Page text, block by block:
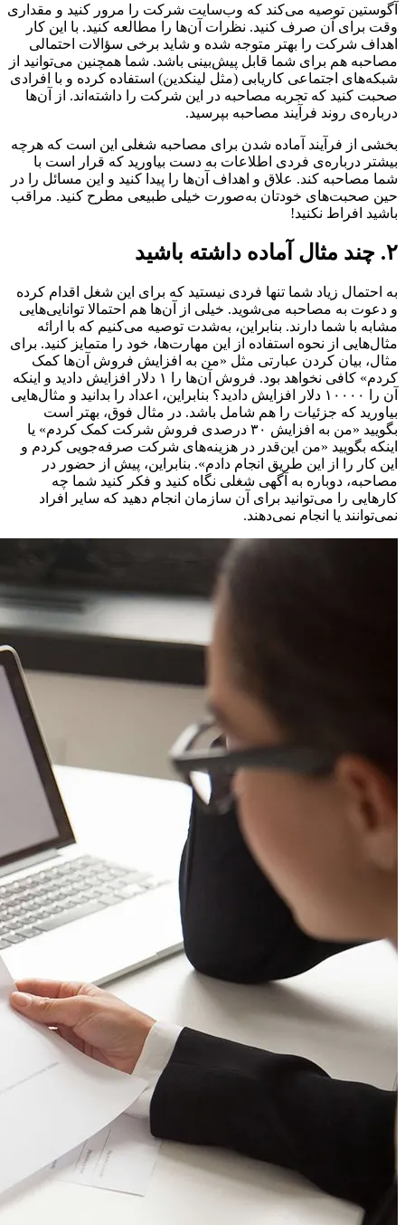
آگوستین توصیه می‌کند که وب‌سایت شرکت را مرور کنید و مقداری
وقت برای آن صرف کنید. نظرات آن‌ها را مطالعه کنید. با این کار
اهداف شرکت را بهتر متوجه شده و شاید برخی سؤالات احتمالی
مصاحبه هم برای شما قابل پیش‌بینی باشد. شما همچنین می‌توانید از
شبکه‌های اجتماعی کاریابی (مثل لینکدین) استفاده کرده و با افرادی
صحبت کنید که تجربه مصاحبه در این شرکت را داشته‌اند. از آن‌ها
درباره‌ی روند فرآیند مصاحبه بپرسید.
بخشی از فرآیند آماده شدن برای مصاحبه شغلی این است که هرچه
بیشتر درباره‌ی فردی اطلاعات به دست بیاورید که قرار است با
شما مصاحبه کند. علاق و اهداف آن‌ها را پیدا کنید و این مسائل را در
حین صحبت‌های خودتان به‌صورت خیلی طبیعی مطرح کنید. مراقب
باشید افراط نکنید!
۲. چند مثال آماده داشته باشید
به احتمال زیاد شما تنها فردی نیستید که برای این شغل اقدام کرده
و دعوت به مصاحبه می‌شوید. خیلی از آن‌ها هم احتمالا توانایی‌هایی
مشابه با شما دارند. بنابراین، به‌شدت توصیه می‌کنیم که با ارائه
مثال‌هایی از نحوه استفاده از این مهارت‌ها، خود را متمایز کنید. برای
مثال، بیان کردن عبارتی مثل «من به افزایش فروش آن‌ها کمک
کردم» کافی نخواهد بود. فروش آن‌ها را ۱ دلار افزایش دادید و اینکه
آن را ۱۰۰۰۰ دلار افزایش دادید؟ بنابراین، اعداد را بدانید و مثال‌هایی
بیاورید که جزئیات را هم شامل باشد. در مثال فوق، بهتر است
بگویید «من به افزایش ۳۰ درصدی فروش شرکت کمک کردم» یا
اینکه بگویید «من این‌قدر در هزینه‌های شرکت صرفه‌جویی کردم و
این کار را از این طریق انجام دادم». بنابراین، پیش از حضور در
مصاحبه، دوباره به آگهی شغلی نگاه کنید و فکر کنید شما چه
کارهایی را می‌توانید برای آن‌ سازمان انجام دهید که سایر افراد
نمی‌توانند یا انجام نمی‌دهند.